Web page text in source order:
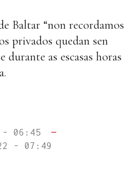
Baltar “non recordamos
privados quedan sen
durante as escasas horas
- 06:45
—
- 07:49